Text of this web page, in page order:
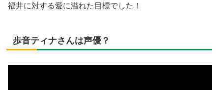
福井に対する愛に溢れた目標でした！
歩音ティナさんは声優？